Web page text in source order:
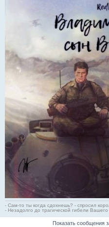
- Сам-то ты когда сдохнешь? - спросил
- Незадолго до трагической гибели
Показать сообщения